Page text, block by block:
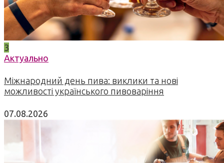
3
Актуально
Міжнародний день пива: виклики та нові
можливості українського пивоваріння
07.08.2026